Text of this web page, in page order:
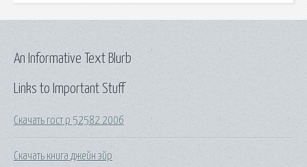
Links to Important Stuff
Скачать гост р 52582 2006
Скачать книга джейн эйр
An Informative Text Blurb